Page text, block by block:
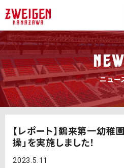
ニュー
【レポート】鶴来第一幼稚
操」を実施しました！
2023.5.11